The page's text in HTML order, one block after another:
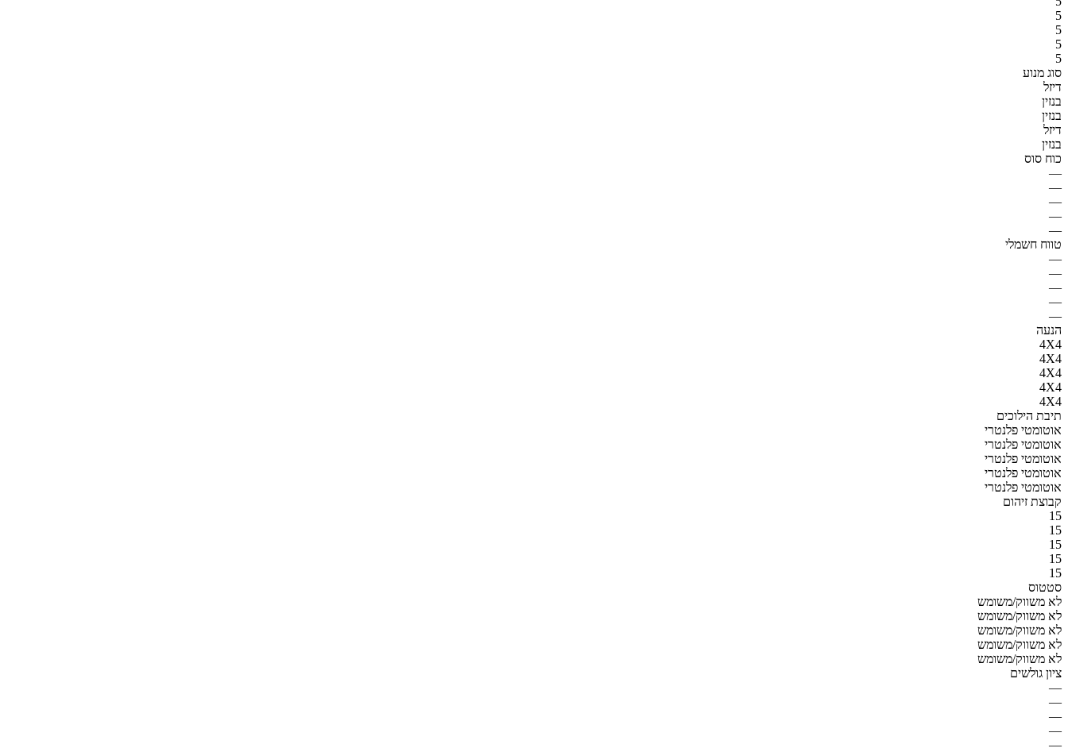
5
5
5
5
סוג מנוע
דיזל
בנזין
בנזין
דיזל
בנזין
כוח סוס
—
—
—
—
—
טווח חשמלי
—
—
—
—
—
הנעה
4X4
4X4
4X4
4X4
4X4
תיבת הילוכים
אוטומטי פלנטרי
אוטומטי פלנטרי
אוטומטי פלנטרי
אוטומטי פלנטרי
אוטומטי פלנטרי
קבוצת זיהום
15
15
15
15
15
סטטוס
לא משווק/משומש
לא משווק/משומש
לא משווק/משומש
לא משווק/משומש
לא משווק/משומש
ציון גולשים
—
—
—
—
—